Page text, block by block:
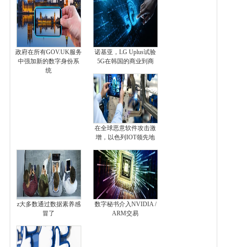
政府在所有GOV.UK服务
中强加新的数字身份系
统
诺基亚，LG Uplus试验
5G在韩国的商业到商
在全球恶意软件攻击激
增，以色列IOT领先地
z大多数通过数据素养感
冒了
数字秘书介入NVIDIA /
ARM交易